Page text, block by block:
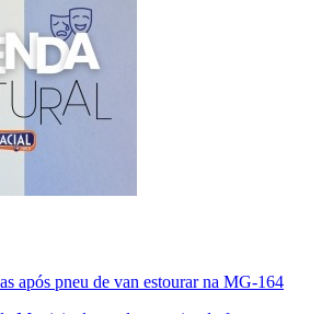
após pneu de van estourar na MG-164